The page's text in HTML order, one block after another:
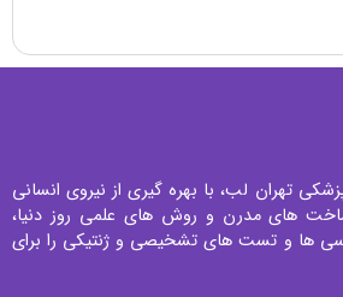
تهران لب، با بهره گیری از نیروی انسانی
ساخت های مدرن و روش های علمی روز دنیا،
ها و تست های تشخیصی و ژنتیکی را برای